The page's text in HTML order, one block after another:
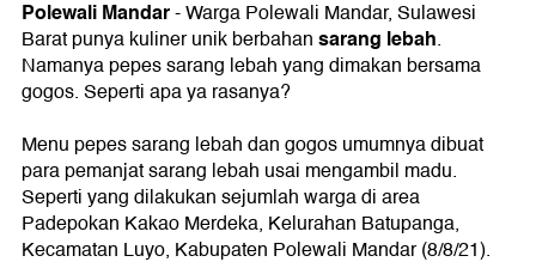
Polewali Mandar-Warga Polewali Mandar, Sulawesi
Barat punya kuliner unik berbahansarang lebah.
Namanya pepes sarang lebah yang dimakan bersama
gogos. Seperti apa ya rasanya?
Menu pepes sarang lebah dan gogos umumnya dibuat
para pemanjat sarang lebah usai mengambil madu.
Seperti yang dilakukan sejumlah warga di area
Padepokan Kakao Merdeka, Kelurahan Batupanga,
Kecamatan Luyo, Kabupaten Polewali Mandar (8/8/21).